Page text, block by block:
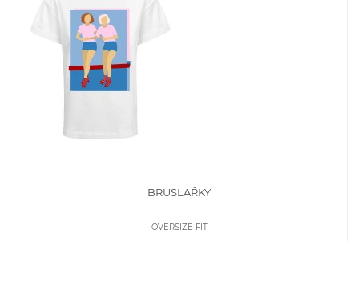
BRUSLAŘKY
OVERSIZE FIT